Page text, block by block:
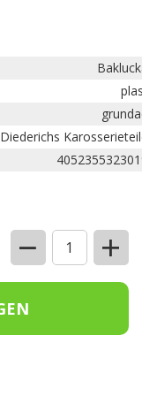
Diederichs
− +